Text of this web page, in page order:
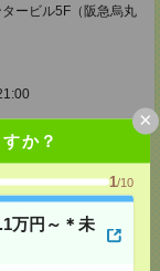
か？
1/10
万円～＊未
×
ービル5F（阪急烏丸